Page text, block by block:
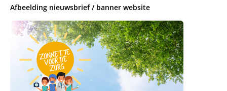
Afbeelding nieuwsbrief / banner website